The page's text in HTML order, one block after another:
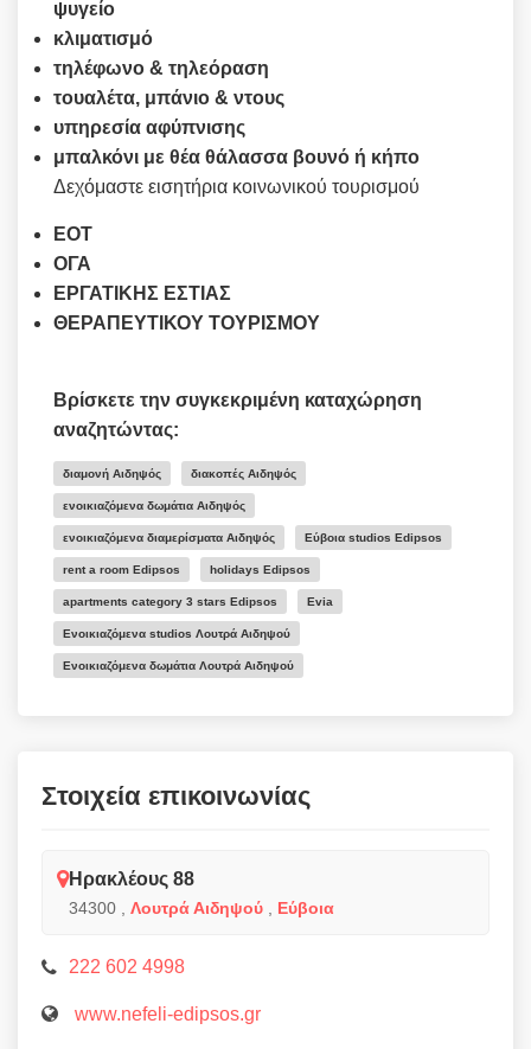
ψυγείο
κλιματισμό
τηλέφωνο & τηλεόραση
τουαλέτα, μπάνιο & ντους
υπηρεσία αφύπνισης
μπαλκόνι με θέα θάλασσα βουνό ή κήπο
Δεχόμαστε εισητήρια κοινωνικού τουρισμού
ΕΟΤ
ΟΓΑ
ΕΡΓΑΤΙΚΗΣ ΕΣΤΙΑΣ
ΘΕΡΑΠΕΥΤΙΚΟΥ ΤΟΥΡΙΣΜΟΥ
Βρίσκετε την συγκεκριμένη καταχώρηση
αναζητώντας:
διαμονή Αιδηψός διακοπές Αιδηψός
ενοικιαζόμενα δωμάτια Αιδηψός
ενοικιαζόμενα διαμερίσματα Αιδηψός Εύβοια studios Edipsos
rent a room Edipsos holidays Edipsos
apartments category 3 stars Edipsos Evia
Ενοικιαζόμενα studios Λουτρά Αιδηψού
Ενοικιαζόμενα δωμάτια Λουτρά Αιδηψού
Στοιχεία επικοινωνίας
Ηρακλέους 88
34300 Λουτρά Αιδηψού Εύβοια
222 602 4998
www.nefeli-edipsos.gr